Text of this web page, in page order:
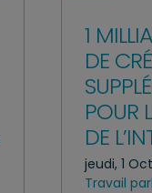
1
DE
POUR
DE
jeudi, 1
Travail